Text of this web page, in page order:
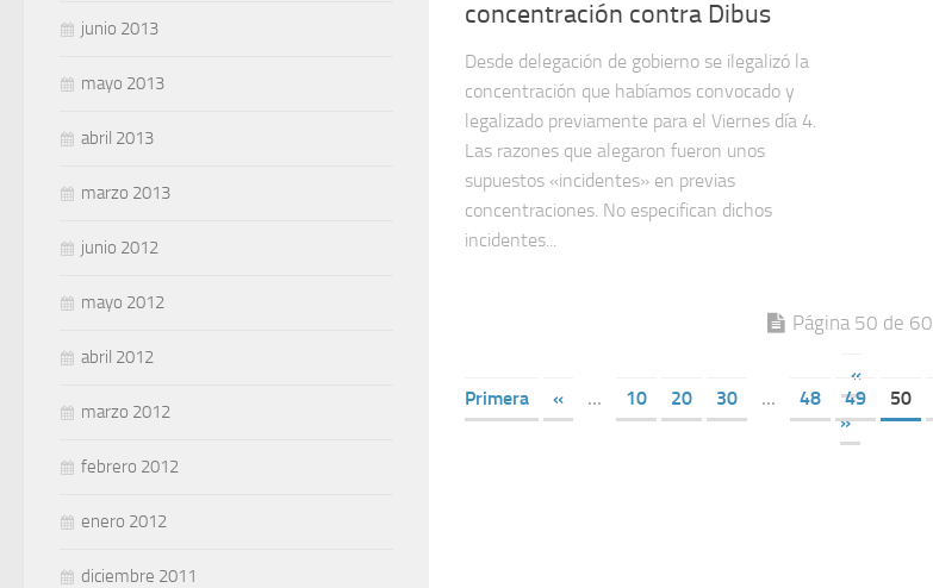
concentración contra Dibus
Desde delegación de gobierno se ilegalizó la
concentración que habíamos convocado y
legalizado previamente para el Viernes día 4.
Las razones que alegaron fueron unos
supuestos «incidentes» en previas
concentraciones. No especifican dichos
incidentes...
Página 50 de 60
«
Primera
« ... 10 20 30 ... 48 49 50
»
junio 2013
mayo 2013
abril 2013
marzo 2013
junio 2012
mayo 2012
abril 2012
marzo 2012
febrero 2012
enero 2012
diciembre 2011